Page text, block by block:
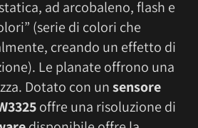
ad arcobaleno, flash e
(serie di colori che
creando un effetto di
Le planate offrono una
Dotato con unsensore
offre una risoluzione di